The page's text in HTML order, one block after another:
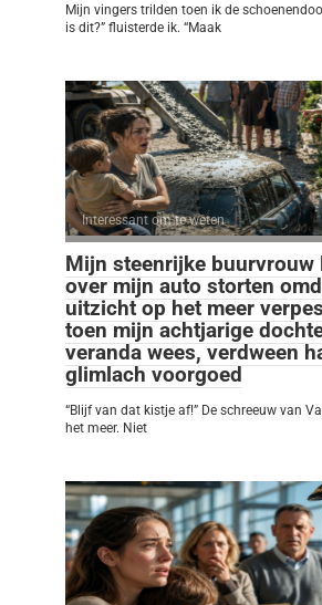
Mijn vingers trilden toen ik de
is dit?” fluisterde ik. “Maak
Interessant om te weten
Mijn steenrijke buurvrouw
over mijn auto storten
uitzicht op het meer
toen mijn achtjarige
veranda wees, verdween
glimlach voorgoed
“Blijf van dat kistje af!” De schreeuw van
het meer. Niet